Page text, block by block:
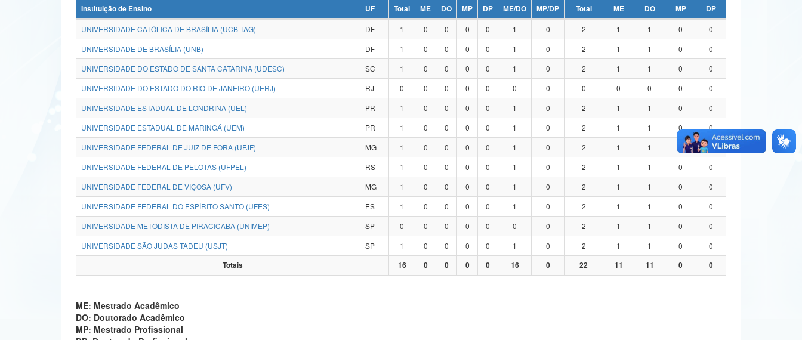
Instituição de Ensino
UF Total ME DO MP DP ME/DO MP/DP Total ME DO MP
DP
UNIVERSIDADE CATÓLICA DE BRASÍLIA (UCB-TAG)
DF 1 0 0 0 0 1 0 2 1 1 0
0
UNIVERSIDADE DE BRASÍLIA (UNB)
DF 1 0 0 0 0 1 0 2 1 1 0
0
UNIVERSIDADE DO ESTADO DE SANTA CATARINA (UDESC)
SC 1 0 0 0 0 1 0 2 1 1 0
0
UNIVERSIDADE DO ESTADO DO RIO DE JANEIRO (UERJ)
RJ 0 0 0 0 0 0 0 0 0 0 0
0
UNIVERSIDADE ESTADUAL DE LONDRINA (UEL)
PR 1 0 0 0 0 1 0 2 1 1 0
0
UNIVERSIDADE ESTADUAL DE MARINGÁ (UEM)
PR 1 0 0 0 0 1 0 2 1 1 0
0
UNIVERSIDADE FEDERAL DE JUIZ DE FORA (UFJF)
MG 1 0 0 0 0 1 0 2 1 1
0
UNIVERSIDADE FEDERAL DE PELOTAS (UFPEL)
RS 1 0 0 0 0 1 0 2 1 1 0
0
UNIVERSIDADE FEDERAL DE VIÇOSA (UFV)
MG 1 0 0 0 0 1 0 2 1 1 0
0
UNIVERSIDADE FEDERAL DO ESPÍRITO SANTO (UFES)
ES 1 0 0 0 0 1 0 2 1 1 0
0
UNIVERSIDADE METODISTA DE PIRACICABA (UNIMEP)
SP 0 0 0 0 0 0 0 2 1 1 0
0
UNIVERSIDADE SÃO JUDAS TADEU (USJT)
SP 1 0 0 0 0 1 0 2 1 1 0
0
Totais
16 0 0 0 0 16 0 22 11 11 0 0
ME: Mestrado Acadêmico
DO: Doutorado Acadêmico
MP: Mestrado Profissional